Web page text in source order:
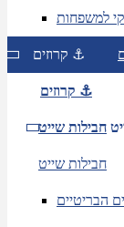
למשפחות
קרוזים ⚓
קרוזים ⚓
חבילות שייט
חבילות שייט
הבריטיים